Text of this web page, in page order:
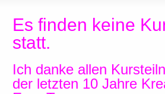
Es finden keine
statt.
Ich danke allen
der letzten 10 Jahre